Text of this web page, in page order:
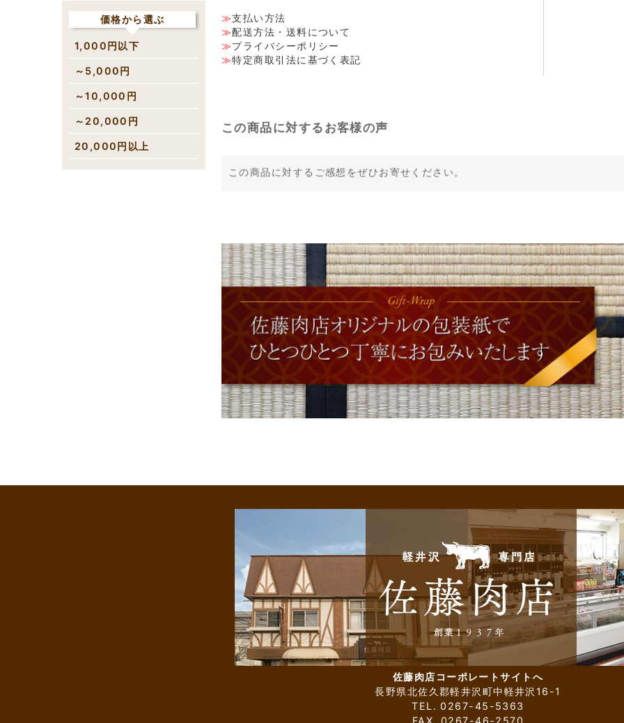
価格から選ぶ
1,000円以下
～5,000円
～10,000円
～20,000円
20,000円以上
支払い方法
配送方法・送料について
プライバシーポリシー
特定商取引法に基づく表記
この商品に対するお客様の声
この商品に対するご感想をぜひお寄せください。
佐藤肉店コーポレートサイトへ
長野県北佐久郡軽井沢町中軽井沢16-1
TEL. 0267-45-5363
FAX. 0267-46-2570